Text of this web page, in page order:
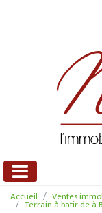
Accueil Ventes
Terrain à batir de à